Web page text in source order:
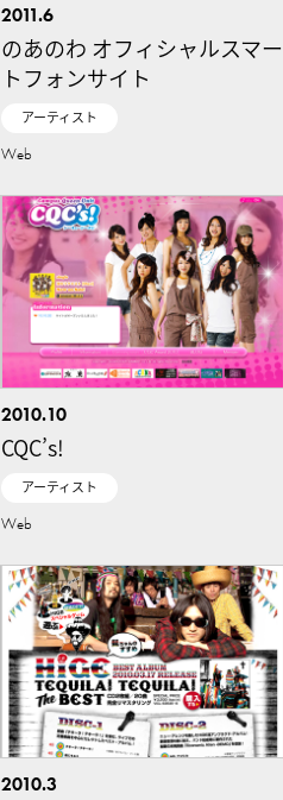
2011.6
のあのわ オフィシャルスマー
トフォンサイト
アーティスト
Web
2010.10
CQC’s!
アーティスト
Web
2010.3